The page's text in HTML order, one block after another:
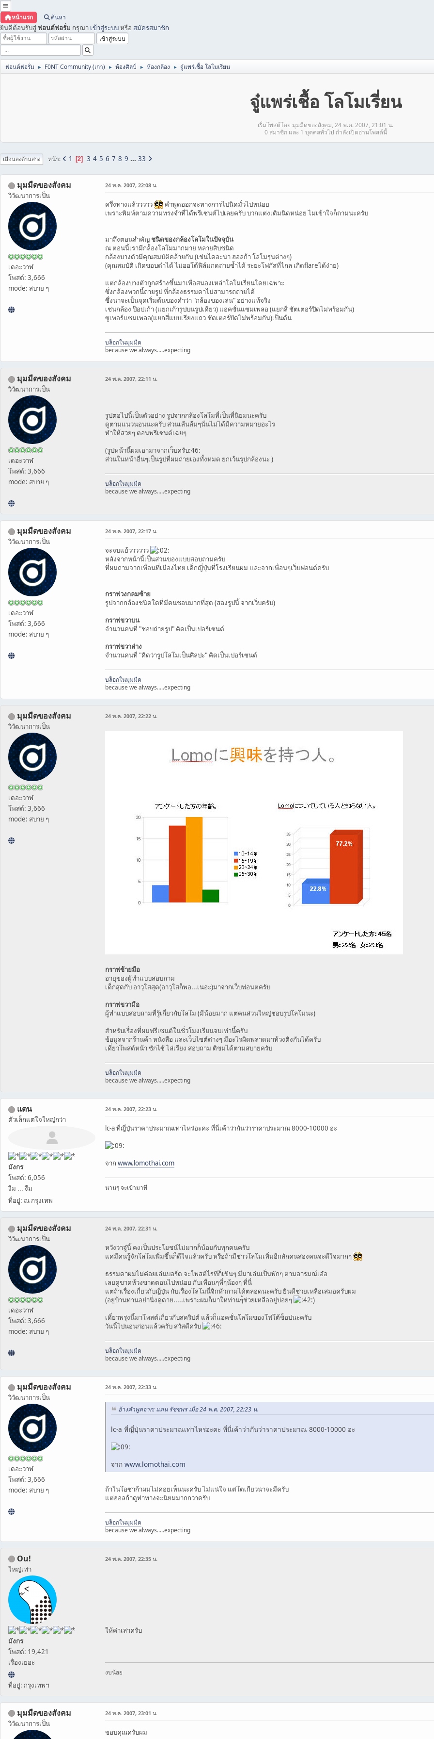
หน้าแรก ค้นหา
ยินดีต้อนรับสู่ ฟอนต์ฟอรั่ม กรุณา เข้าสู่ระบบหรือ สมัครสมาชิก
ฟอนต์ฟอรั่ม ► F0NT Community (เก่า) ► ห้องศิลป์ ► ห้องกล้อง ► จู๋แพร่เชื้อ โลโมเรี่ยน
จู๋แพร่เชื้อ โลโมเรี่ยน
เริ่มโพสต์โดย มุมมืดของสังคม, 24 พ.ค. 2007, 21:01 น.
0 สมาชิก และ 1 บุคคลทั่วไป กำลังเปิดอ่านโพสต์นี้
เลื่อนลงด้านล่าง หน้า 1 2 3 4 5 6 7 8 9 ... 33
มุมมืดของสังคม
วิวัฒนาการเป็น
เดอะวาฬ
โพสต์: 3,666
mode: สบาย ๆ
24 พ.ค. 2007, 22:08 น.
ครึ่งทางแล้ววววว
คำพูดออกจะทางการไปนิดมั่วไปหน่อย
เพราะพิมพ์ตามความทรงจำที่ได้พรีเซนต์ไปเลยครับ บวกแต่งเติมนิดหน่อย ไม่เข้าใจก็ถามนะครับ
มาถึงตอนสำคัญ ชนิดของกล้องโลโมในปัจจุบัน
ณ ตอนนี้เรามีกล้ัองโลโมมากมาย หลายสิบชนิด
กล้องบางตัวมีคุณสมบัติคล้ายกัน (เช่นไดอะน่า ฮอลก้า โลโมรุ่นต่างๆ)
(คุณสมบัติ เกิดขอบดำได้ ไม่ออโต้ฟิล์มกดถ่ายซ้ำได้ ระยะโฟกัสที่ไกล เกิดflareได้ง่าย)
แต่กล้องบางตัวถูกสร้างขึ้นมาเพื่อสนองเหล่าโลโมเรี่ยนโดยเฉพาะ
ซึ่งกล้องพวกนี้ถ่ายรูป ที่กล้องธรรมดาไม่สามารถถ่ายได้
ซึ่งน่าจะเป็นจุดเริ่มต้นของคำว่า "กล้องของเล่น" อย่างแท้จริง
เช่นกล้อง ป๊อปเก้า (แยกเก้ารูปบนรูปเดียว) แอคชั่นแซมเพลอ (แยกสี่ ชัตเตอร์ปิดไม่พร้อมกัน)
ซูเพอร์แซมเพลอ(แยกสี่แบบเรียงแถว ชัตเตอร์ปิดไม่พร้อมกัน)เป็นต้น
บล็อกในมุมมืด
because we always.....expecting
มุมมืดของสังคม
วิวัฒนาการเป็น
เดอะวาฬ
โพสต์: 3,666
mode: สบาย ๆ
24 พ.ค. 2007, 22:11 น.
รูปต่อไปนี้เป็นตัวอย่าง รูปจากกล้องโลโมที่เป็นที่นิยมนะครับ
ดูตามแนวนอนนะครับ ส่วนเส้นส้มๆนั่นไม่ได้มีความหมายอะไร
ทำให้สวยๆ ตอนพรีเซนต์เฉยๆ
(รูปหน้านี้ผมเอามาจากเว็บครับ:46:
ส่วนในหน้าอื่นๆเป็นรูปที่ผมถ่ายเองทั้งหมด ยกเว้นรุปกล้องนะ )
บล็อกในมุมมืด
because we always.....expecting
มุมมืดของสังคม
วิวัฒนาการเป็น
เดอะวาฬ
โพสต์: 3,666
mode: สบาย ๆ
24 พ.ค. 2007, 22:17 น.
จะจบแย้วววววว
หลังจากหน้านี้เป็นส่วนของแบบสอบถามครับ
ที่ผมถามจากเพื่อนที่เมืองไทย เด็กญี่ปุ่นที่โรงเรียนผม และจากเพื่อนๆเว็บฟอนต์ครับ
กราฟวงกลมซ้าย
รูปจากกล้องชนิดใดที่มีคนชอบมากที่สุด (สองรูปนี้ จากเว็บครับ)
กราฟขวาบน
จำนวนคนที่ "ชอบถ่ายรูป" คิดเป็นเปอร์เซนต์
กราฟขวาล่าง
จำนวนคนที่ "คิดว่ารูปโลโมเป็นศิลปะ" คิดเป็นเปอร์เซนต์
บล็อกในมุมมืด
because we always.....expecting
มุมมืดของสังคม
วิวัฒนาการเป็น
เดอะวาฬ
โพสต์: 3,666
mode: สบาย ๆ
24 พ.ค. 2007, 22:22 น.
กราฟซ้ายมือ
อายุของผู้ทำแบบสอบถาม
เด็กสุดกับ อาวุโสสุด(อาวุโสก็พอ...เนอะ)มาจากเว็บฟอนตครับ
กราฟขวามือ
ผู้ทำแบบสอบถามที่รู้เกี่ยวกับโลโม (มีน้อยมาก แต่คนส่วนใหญ่ชอบรูปโลโมนะ)
สำหรับเรื่องที่ผมฟรีเซนต์ในชั่วโมงเรียนจบเท่านี้ครับ
ข้อมูลจากร้านค้า หนังสือ และเว็บไซต์ต่างๆ มีอะไรผิดพลาดมาท้วงติงกันได้ครับ
เดี๋ยวโพสต์หน้า ซักไซ้ ไล่เรียง สอบถาม ติชมได้ตามสบายครับ
บล็อกในมุมมืด
because we always.....expecting
แตน
ตัวเล็กแต่ใจใหญ่กว่า
มังกร
โพสต์: 6,056
งืม ... งืม
ที่อยู่: ณ กรุงเทพ
24 พ.ค. 2007, 22:23 น.
lc-a ที่ญี่ปุ่นราคาประมาณเท่าไหร่อะคะ ที่นี่เค้าว่ากันว่าราคาประมาณ 8000-10000 อะ
จาก www.lomothai.com
นานๆ จะเข้ามาที
มุมมืดของสังคม
วิวัฒนาการเป็น
เดอะวาฬ
โพสต์: 3,666
mode: สบาย ๆ
24 พ.ค. 2007, 22:31 น.
หวังว่าจู๋นี้ คงเป็นประโยชน์ไม่มากก็น้อยกับทุกคนครับ
แค่มีคนรู้จักโลโมเพิ่มขึ้นก็ดีใจแล้วครับ หรือถ้ามีชาวโลโมเพิ่มอีกสักคนสองคนจะดีใจมากๆ
ธรรมดาผมไม่ค่อยเล่นบอร์ด จะโพสต์ไรทีก็เขินๆ มีมาเล่นเป็นพักๆ ตามอารมณ์เอ๋อ
เลยดูขาดห้วงขาดตอนไปหน่อย กับเพื่อนๆพี่ๆน้องๆ ที่นี่
แต่ถ้าเรื่องเกี่ยวกับญี่ปุ่น กับเรื่องโลโมนี่จิกหัวถามได้ตลอดนะครับ ยินดีช่วยเหลือเสมอครับผม
(อยู่บ้านท่านอย่านิ่งดูดาย.....เพราะผมก็มาใหท่านๆ้ช่วยเหลืออยู่บ่อยๆ
)
เดี๋ยวพรุ่งนี้มาโพสต์เกี่ยวกับสคริปต์ แล้วก็แอคชั่นโลโมของโฟโต้ช็อปนะครับ
วันนี้ไปนอนก่อนแล้วครับ สวัสดีครับ
บล็อกในมุมมืด
because we always.....expecting
มุมมืดของสังคม
วิวัฒนาการเป็น
เดอะวาฬ
โพสต์: 3,666
mode: สบาย ๆ
24 พ.ค. 2007, 22:33 น.
อ้างคำพูดจาก: แตน รัชชพร เมื่อ 24 พ.ค. 2007, 22:23 น.
lc-a ที่ญี่ปุ่นราคาประมาณเท่าไหร่อะคะ ที่นี่เค้าว่ากันว่าราคาประมาณ 8000-10000 อะ
จาก www.lomothai.com
ถ้าในโอซาก้าผมไม่ค่อยเห็นนะครับ ไม่แน่ใจ แต่โตเกียวน่าจะมีครับ
แต่ฮอลก้าดูท่าทางจะนิยมมากกว่าครับ
บล็อกในมุมมืด
because we always.....expecting
Ou!
ใหญ่เท่า
มังกร
โพสต์: 19,421
เรื่องเยอะ
ที่อยู่: กรุงเทพฯ
24 พ.ค. 2007, 22:35 น.
ให้ค่าเล่าครับ
งบน้อย
มุมมืดของสังคม
วิวัฒนาการเป็น
24 พ.ค. 2007, 23:01 น.
ขอบคุณครับผม